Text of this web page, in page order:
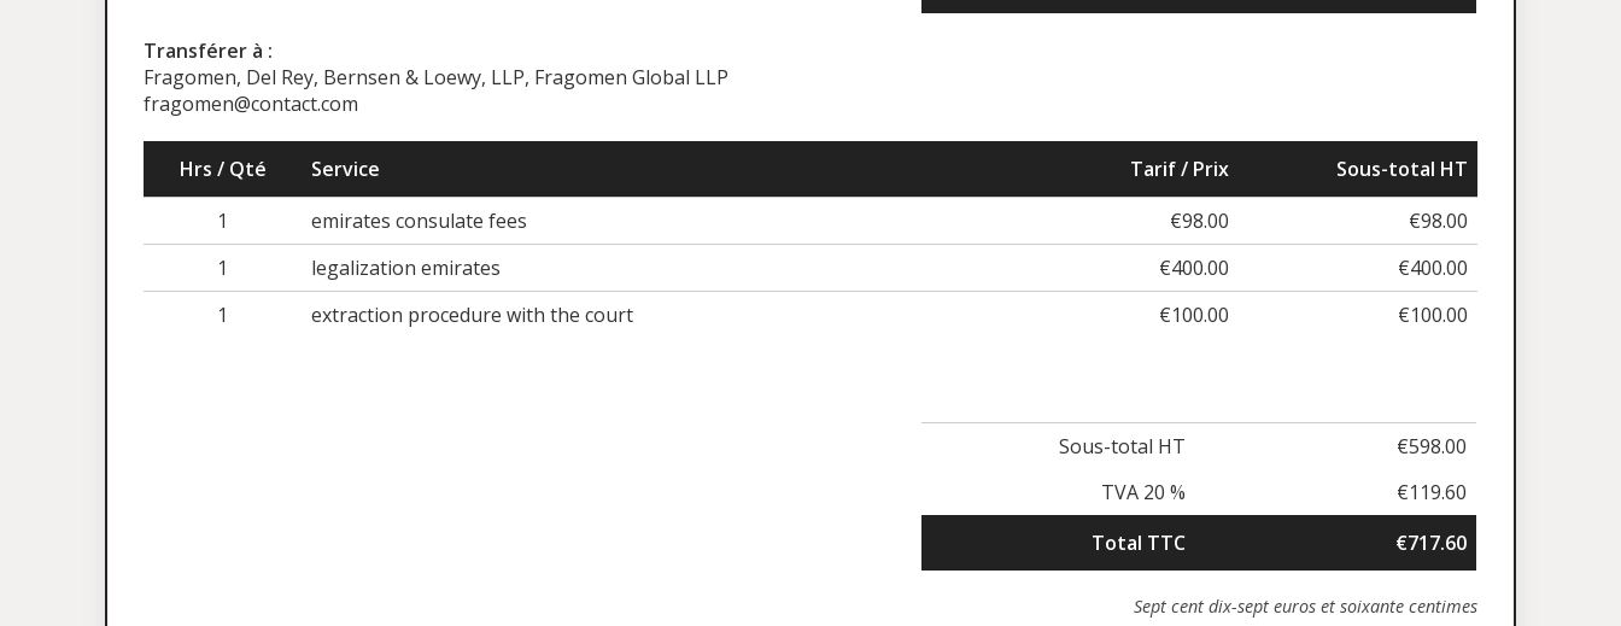
Transférer à :
Fragomen, Del Rey, Bernsen & Loewy, LLP, Fragomen Global LLP
fragomen@contact.com
Hrs / Qté Service Tarif / Prix
Sous-total HT
1
emirates consulate fees €98.00
€98.00
1
legalization emirates €400.00
€400.00
1
extraction procedure with the court €100.00 €100.00
Sous-total HT
€598.00
TVA 20 %
€119.60
Total TTC
€717.60
Sept cent dix-sept euros et soixante centimes